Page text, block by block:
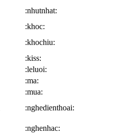
:nhutnhat:
:khoc:
:khochiu:
:kiss:
:leluoi:
:ma:
:mua:
:nghedienthoai:
:nghenhac: